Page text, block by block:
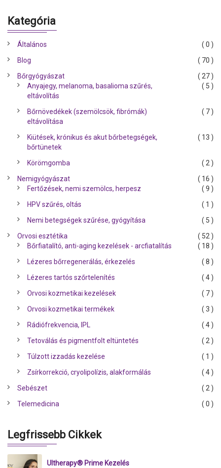
Kategória
Általános
( 0 )
Blog
( 70 )
Bőrgyógyászat
( 27 )
Anyajegy, melanoma, basalioma szűrés,
eltávolítás
( 5 )
Bőrnövedékek (szemölcsök, fibrómák)
eltávolítása
( 7 )
Kiütések, krónikus és akut bőrbetegségek,
bőrtünetek
( 13 )
Körömgomba
( 2 )
Nemigyógyászat
( 16 )
Fertőzések, nemi szemölcs, herpesz
( 9 )
HPV szűrés, oltás
( 1 )
Nemi betegségek szűrése, gyógyítása
( 5 )
Orvosi esztétika
( 52 )
Bőrfiatalító, anti-aging kezelések - arcfiatalítás
( 18 )
Lézeres bőrregenerálás, érkezelés
( 8 )
Lézeres tartós szőrtelenítés
( 4 )
Orvosi kozmetikai kezelések
( 7 )
Orvosi kozmetikai termékek
( 3 )
Rádiófrekvencia, IPL
( 4 )
Tetoválás és pigmentfolt eltüntetés
( 2 )
Túlzott izzadás kezelése
( 1 )
Zsírkorrekció, cryolipolízis, alakformálás
( 4 )
Sebészet
( 2 )
Telemedicina
( 0 )
Legfrissebb Cikkek
Ultherapy® Prime Kezelés